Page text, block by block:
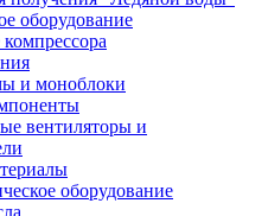
оборудование
и моноблоки
вентиляторы и
оборудование